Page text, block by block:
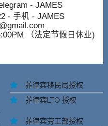
- JAMES
- 手机 - JAMES
（法定节假日休业)
菲律宾移民局授权
菲律宾LTO 授权
菲律宾劳工部授权